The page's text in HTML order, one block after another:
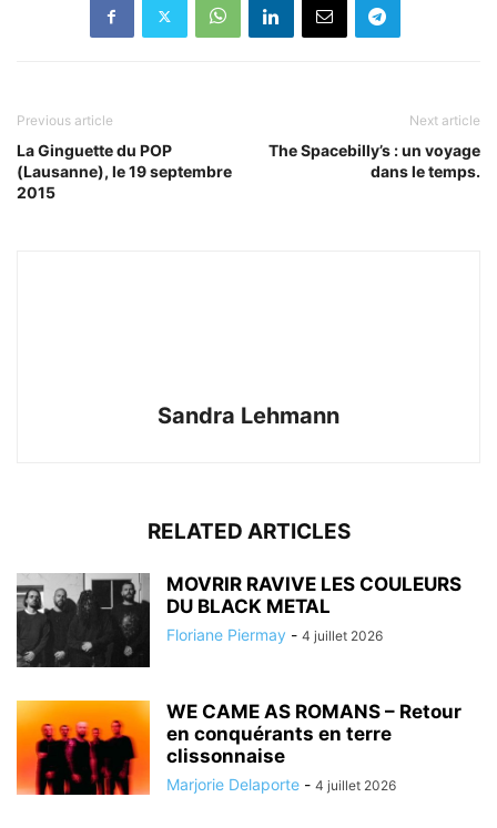
Previous article
La Ginguette du POP
(Lausanne), le 19 septembre
2015
Next article
The Spacebilly’s : un voyage
dans le temps.
Sandra Lehmann
RELATED ARTICLES
MOVRIR RAVIVE LES COULEURS
DU BLACK METAL
Floriane Piermay - 4 juillet 2026
WE CAME AS ROMANS – Retour
en conquérants en terre
clissonnaise
Marjorie Delaporte - 4 juillet 2026